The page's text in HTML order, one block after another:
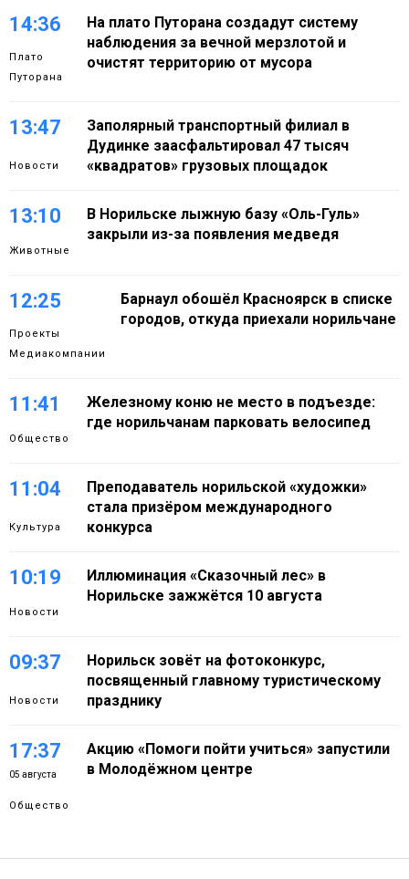
14:36
Плато
Путорана
На плато Путорана создадут систему
наблюдения за вечной мерзлотой и
очистят территорию от мусора
13:47
Новости
Заполярный транспортный филиал в
Дудинке заасфальтировал 47 тысяч
«квадратов» грузовых площадок
13:10
Животные
В Норильске лыжную базу «Оль-Гуль»
закрыли из-за появления медведя
12:25
Проекты
Медиакомпании
Барнаул обошёл Красноярск в списке
городов, откуда приехали норильчане
11:41
Общество
Железному коню не место в подъезде:
где норильчанам парковать велосипед
11:04
Культура
Преподаватель норильской «художки»
стала призёром международного
конкурса
10:19
Новости
Иллюминация «Сказочный лес» в
Норильске зажжётся 10 августа
09:37
Новости
Норильск зовёт на фотоконкурс,
посвященный главному туристическому
празднику
17:37
05 августа
Общество
Акцию «Помоги пойти учиться» запустили
в Молодёжном центре